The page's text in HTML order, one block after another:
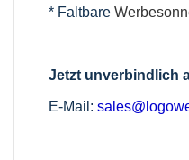
* Faltbare
Jetzt unverbindlich
E-Mail: